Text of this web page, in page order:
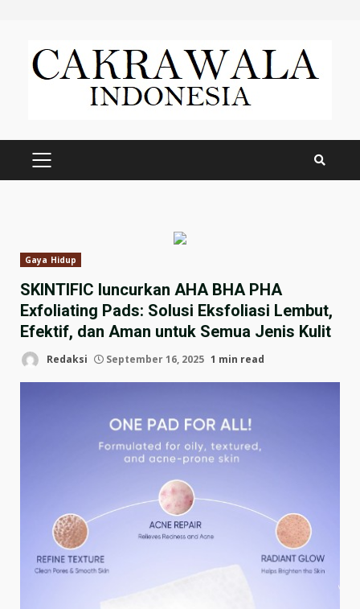
content
PRIMARY
Gaya Hidup
SKINTIFIC luncurkan AHA BHA PHA
Exfoliating Pads: Solusi Eksfoliasi Lembut,
Efektif, dan Aman untuk Semua Jenis Kulit
Redaksi September 16, 2025 1 min read